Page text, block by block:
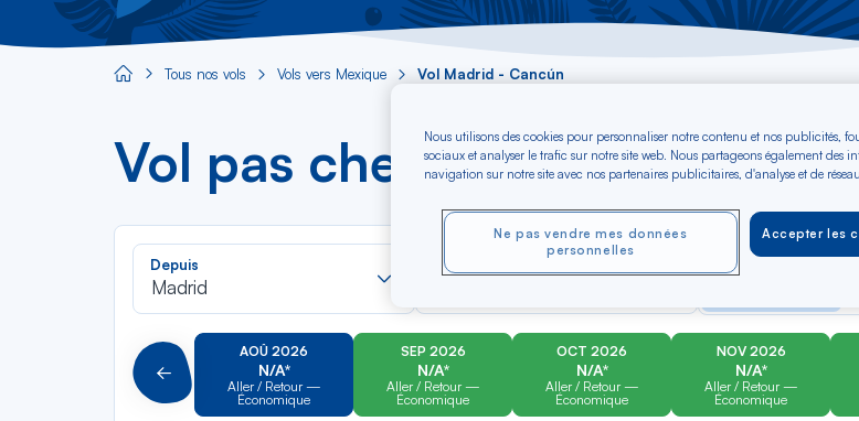
liste
Aircaraibes.com
Tous nos vols Vols vers Mexique Vol Madrid - Cancún
Vol pas cher Madrid -
Depuis
Madrid
dans
la
liste
Vers
Rechercher
dans
la
liste
Type de trajet
Précédent
AOÛ 2026
N/A*
Aller / Retour —
Économique
SEP 2026
N/A*
Aller / Retour —
Économique
OCT 2026
N/A*
Aller / Retour —
Économique
NOV 2026
N/A*
Aller / Retour —
Économique
Nous utilisons des cookies pour personnaliser notre contenu et nos publicités,
sociaux et analyser le trafic sur notre site web. Nous partageons également des
navigation sur notre site avec nos partenaires publicitaires, d'analyse et de
Accepter les
Ne pas vendre mes données
personnelles